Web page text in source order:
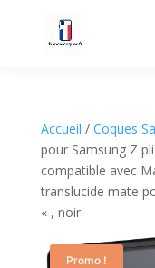
Accueil / Coques
pour Samsung Z
compatible avec
translucide mate
« , noir
Promo !